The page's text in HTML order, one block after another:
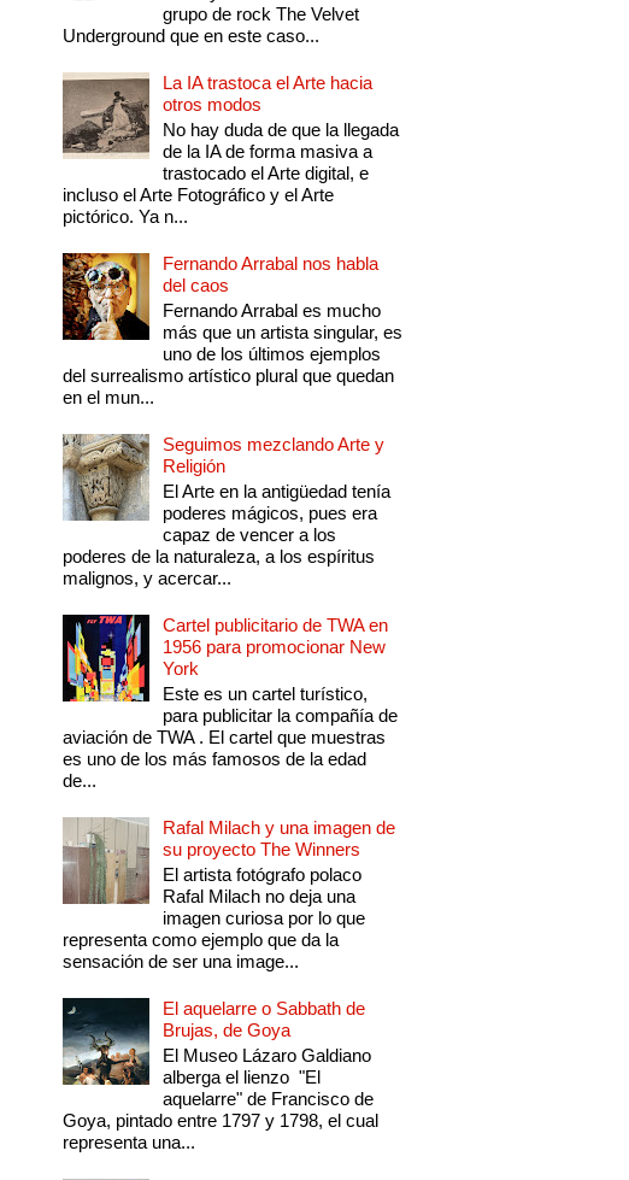
grupo de rock The Velvet
Underground que en este caso...
La IA trastoca el Arte hacia
otros modos
No hay duda de que la llegada
de la IA de forma masiva a
trastocado el Arte digital, e
incluso el Arte Fotográfico y el Arte
pictórico. Ya n...
Fernando Arrabal nos habla
del caos
Fernando Arrabal es mucho
más que un artista singular, es
uno de los últimos ejemplos
del surrealismo artístico plural que quedan
en el mun...
Seguimos mezclando Arte y
Religión
El Arte en la antigüedad tenía
poderes mágicos, pues era
capaz de vencer a los
poderes de la naturaleza, a los espíritus
malignos, y acercar...
Cartel publicitario de TWA en
1956 para promocionar New
York
Este es un cartel turístico,
para publicitar la compañía de
aviación de TWA . El cartel que muestras
es uno de los más famosos de la edad
de...
Rafal Milach y una imagen de
su proyecto The Winners
El artista fotógrafo polaco
Rafal Milach no deja una
imagen curiosa por lo que
representa como ejemplo que da la
sensación de ser una image...
El aquelarre o Sabbath de
Brujas, de Goya
El Museo Lázaro Galdiano
alberga el lienzo "El
aquelarre" de Francisco de
Goya, pintado entre 1797 y 1798, el cual
representa una...